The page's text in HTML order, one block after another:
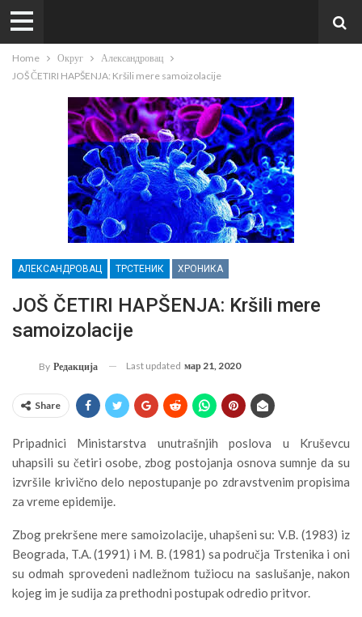
Home Округ
Александровац
JOŠ ČETIRI HAPŠENJA: Kršili mere samoizolacije
АЛЕКСАНДРОВАЦ ТРСТЕНИК ХРОНИКА
JOŠ ČETIRI HAPŠENJA: Kršili mere
samoizolacije
By Редакција Last updated мар 21, 2020
Share
Pripadnici Ministarstva unutrašnjih poslova u Kruševcu
uhapsili su četiri osobe, zbog postojanja osnova sumnje da su
izvršile krivično delo nepostupanje po zdravstvenim propisima
za vreme epidemije.
Zbog prekršene mere samoizolacije, uhapšeni su: V.B. (1983) iz
Beograda, T.A. (1991) i M. B. (1981) sa područja Trstenika i oni
su odmah sprovedeni nadležnom tužiocu na saslušanje, nakon
kojeg im je sudija za prethodni postupak odredio pritvor.